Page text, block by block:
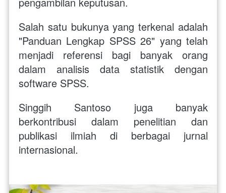
Salah satu bukunya yang terkenal adalah
"Panduan Lengkap SPSS 26" yang telah
menjadi referensi bagi banyak orang
dalam analisis data statistik dengan
software SPSS.
Singgih Santoso juga banyak
berkontribusi dalam penelitian dan
publikasi ilmiah di berbagai jurnal
internasional.